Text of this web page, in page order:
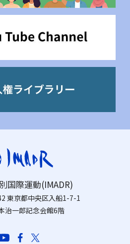
国際運動(IMADR)
東京都中央区入船1-7-1
治一郎記念会館6階